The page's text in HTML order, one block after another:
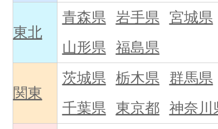
東北
青森県 岩手県
宮城県
山形県
福島県
関東
茨城県 栃木県
群馬県
千葉県
東京都 神奈川